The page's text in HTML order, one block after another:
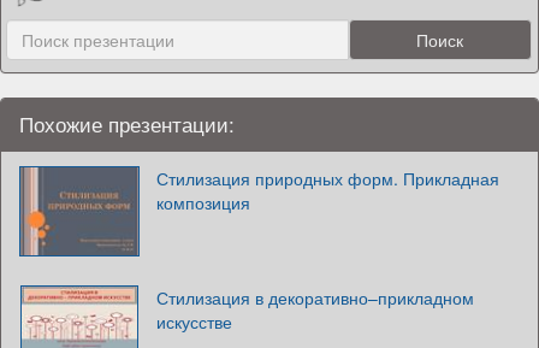
Похожие презентации:
Стилизация природных форм. Прикладная
композиция
Стилизация в декоративно–прикладном
искусстве